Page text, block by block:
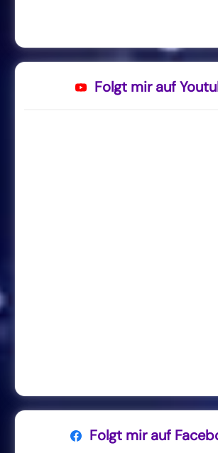
Folgt mir auf
Folgt mir auf